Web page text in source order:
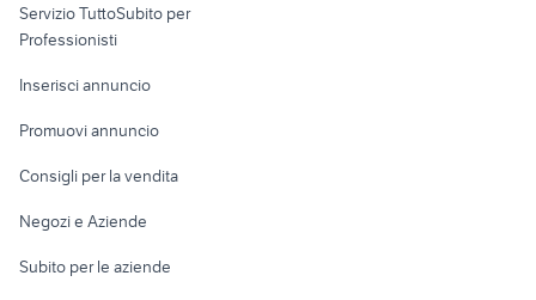
Informatica
Console e
Fotografia
Telefonia
Servizio TuttoSubito per
Professionisti
Inserisci annuncio
Promuovi annuncio
Consigli per la vendita
Negozi e Aziende
Subito per le aziende